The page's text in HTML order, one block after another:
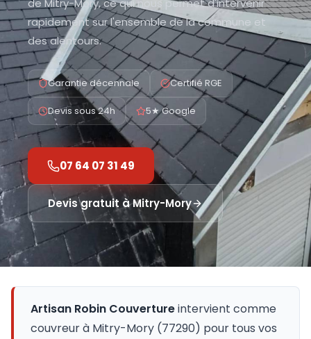
de Mitry-Mory, ce qui nous permet d'intervenir
rapidement sur l'ensemble de la commune et
des alentours.
Garantie décennale Certifié RGE
Devis sous 24h 5★ Google
07 64 07 31 49
Devis gratuit àMitry-Mory
Artisan Robin Couvertureintervient comme
couvreur à Mitry-Mory (77290) pour tous vos